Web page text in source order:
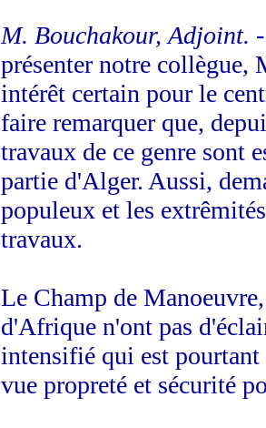
M. Bouchakour, Adjoint.
présenter notre collègue,
intérêt certain pour le
faire remarquer que,
travaux de ce genre sont
partie d'Alger. Aussi,
populeux et les
travaux.
Le Champ de
d'Afrique n'ont pas
intensifié qui est
vue propreté et sécurité